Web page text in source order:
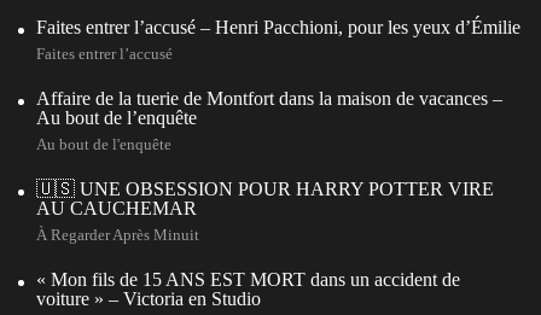
Faites entrer l’accusé – Henri Pacchioni, pour les yeux d’Émilie
Faites entrer l’accusé
Affaire de la tuerie de Montfort dans la maison de vacances –
Au bout de l’enquête
Au bout de l'enquête
🇺🇸 UNE OBSESSION POUR HARRY POTTER VIRE
AU CAUCHEMAR
À Regarder Après Minuit
« Mon fils de 15 ANS EST MORT dans un accident de
voiture » – Victoria en Studio